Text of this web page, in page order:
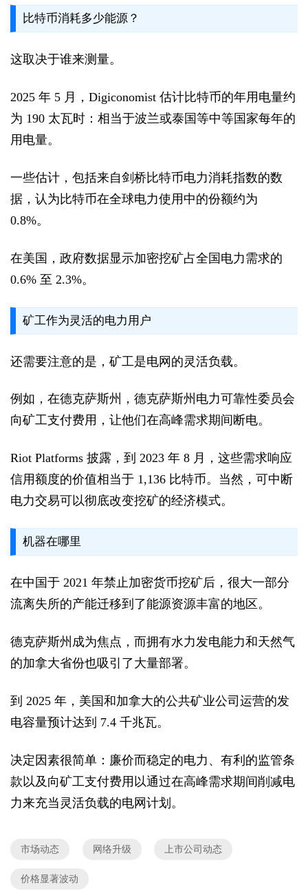
比特币消耗多少能源？
这取决于谁来测量。
2025 年 5 月，Digiconomist 估计比特币的年用电量约
为 190 太瓦时：相当于波兰或泰国等中等国家每年的
用电量。
一些估计，包括来自剑桥比特币电力消耗指数的数
据，认为比特币在全球电力使用中的份额约为
0.8%。
在美国，政府数据显示加密挖矿占全国电力需求的
0.6% 至 2.3%。
矿工作为灵活的电力用户
还需要注意的是，矿工是电网的灵活负载。
例如，在德克萨斯州，德克萨斯州电力可靠性委员会
向矿工支付费用，让他们在高峰需求期间断电。
Riot Platforms 披露，到 2023 年 8 月，这些需求响应
信用额度的价值相当于 1,136 比特币。当然，可中断
电力交易可以彻底改变挖矿的经济模式。
机器在哪里
在中国于 2021 年禁止加密货币挖矿后，很大一部分
流离失所的产能迁移到了能源资源丰富的地区。
德克萨斯州成为焦点，而拥有水力发电能力和天然气
的加拿大省份也吸引了大量部署。
到 2025 年，美国和加拿大的公共矿业公司运营的发
电容量预计达到 7.4 千兆瓦。
决定因素很简单：廉价而稳定的电力、有利的监管条
款以及向矿工支付费用以通过在高峰需求期间削减电
力来充当灵活负载的电网计划。
市场动态 网络升级 上市公司动态
价格显著波动